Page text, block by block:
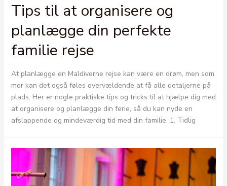
Tips til at organisere og
planlægge din perfekte
familie rejse
At planlægge en Maldiverne rejse kan være en drøm, men som
mor kan det også føles overvældende at få alle detaljerne på
plads. Her er nogle praktiske tips og tricks til at hjælpe dig med
at organisere og planlægge din ferie, så du kan nyde en
afslappende og mindeværdig tid med din familie. 1. Tidlig